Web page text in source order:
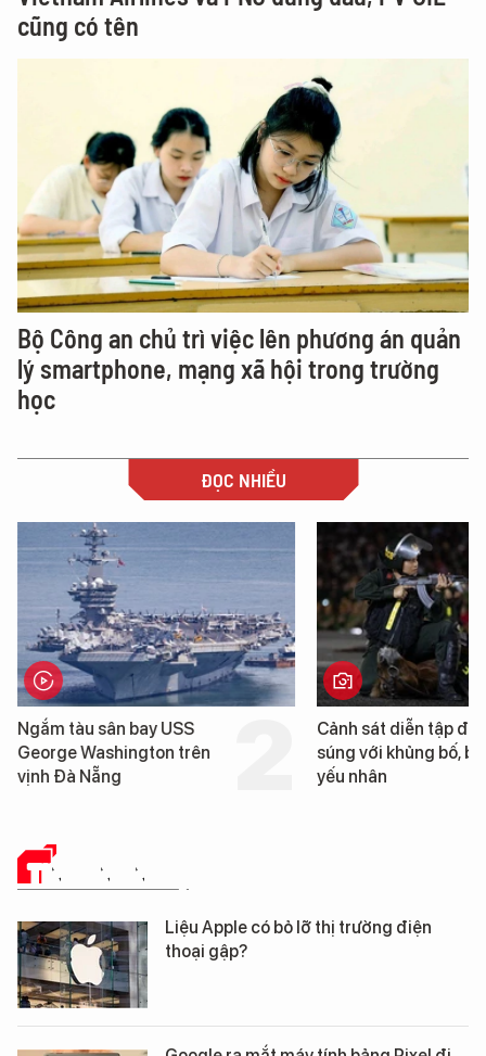
cũng có tên
Bộ Công an chủ trì việc lên phương án quản
lý smartphone, mạng xã hội trong trường
học
ĐỌC NHIỀU
Cảnh sát diễn tập đấu
súng với khủng bố, bảo vệ
yếu nhân
Hình ảnh đầu tiên
tàu sân bay USS
Washington vừa
TIN CÔNG NGHỆ
Liệu Apple có bỏ lỡ thị trường điện
thoại gập?